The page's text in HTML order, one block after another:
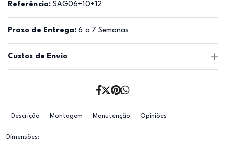
Referência: SAG06+10+12
Prazo de Entrega: 6 a 7 Semanas
Custos de Envio
Descrição Montagem Manutenção Opiniões
Dimensões: